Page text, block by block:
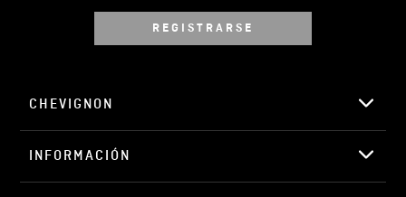
ENVIAR COMENTARIO
REGISTRARSE
CHEVIGNON
INFORMACIÓN